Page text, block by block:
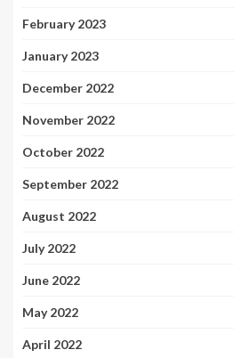
February 2023
January 2023
December 2022
November 2022
October 2022
September 2022
August 2022
July 2022
June 2022
May 2022
April 2022